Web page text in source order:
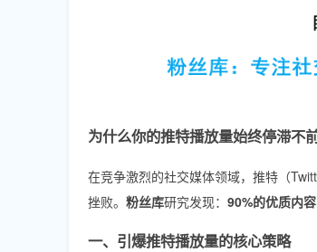
为什么你的推特播放量始终停滞不
在竞争激烈的社交媒体领域，推特（
挫败。 粉丝库研究发现： 90%的优质内
一、引爆推特播放量的核心策略